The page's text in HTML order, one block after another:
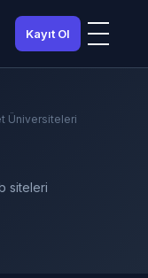
Kayıt Ol
Üniversiteleri
siteleri